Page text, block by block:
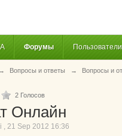
Форумы Пользователи
→ Вопросы и ответы → Вопросы и
2 Голосов
Онлайн
, 21 Sep 2012 16:36